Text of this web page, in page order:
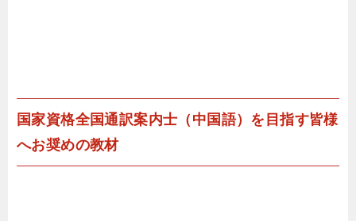
国家資格全国通訳案内士（中国語）を目指す皆様
へお奨めの教材